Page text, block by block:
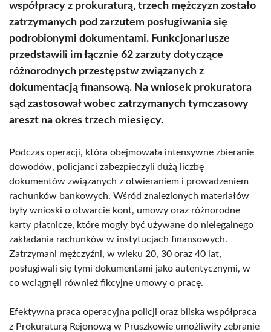
współpracy z prokuraturą, trzech mężczyzn zostało
zatrzymanych pod zarzutem posługiwania się
podrobionymi dokumentami. Funkcjonariusze
przedstawili im łącznie 62 zarzuty dotyczące
różnorodnych przestępstw związanych z
dokumentacją finansową. Na wniosek prokuratora
sąd zastosował wobec zatrzymanych tymczasowy
areszt na okres trzech miesięcy.
Podczas operacji, która obejmowała intensywne zbieranie
dowodów, policjanci zabezpieczyli dużą liczbę
dokumentów związanych z otwieraniem i prowadzeniem
rachunków bankowych. Wśród znalezionych materiałów
były wnioski o otwarcie kont, umowy oraz różnorodne
karty płatnicze, które mogły być używane do nielegalnego
zakładania rachunków w instytucjach finansowych.
Zatrzymani mężczyźni, w wieku 20, 30 oraz 40 lat,
posługiwali się tymi dokumentami jako autentycznymi, w
co wciągnęli również fikcyjne umowy o pracę.
Efektywna praca operacyjna policji oraz bliska współpraca
z Prokuraturą Rejonową w Pruszkowie umożliwiły zebranie